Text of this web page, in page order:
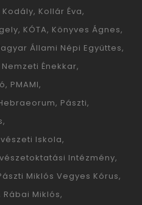
Kodály Kollár Éva
KÓTA Könyves Ágnes
Állami Népi Együttes
Nemzeti Énekkar
PMAMI
Pászti
Iskola
Intézmény
Miklós Vegyes Kórus
Rábai Miklós